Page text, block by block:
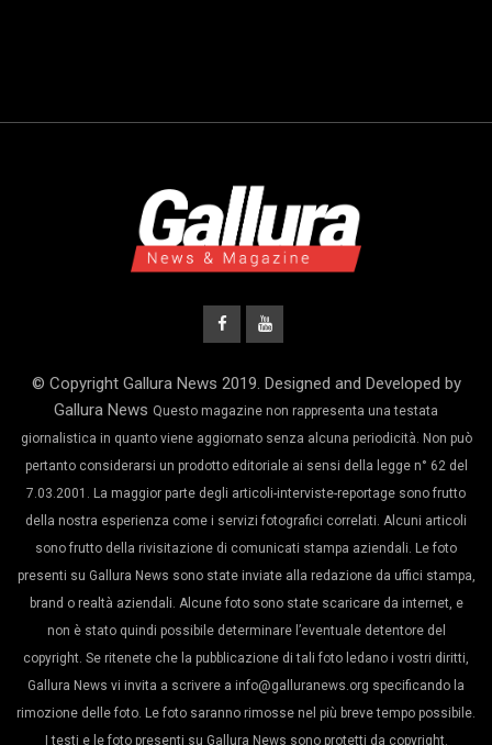
© Copyright Gallura News 2019. Designed and Developed by
Gallura News Questo magazine non rappresenta una testata
giornalistica in quanto viene aggiornato senza alcuna periodicità. Non può
pertanto considerarsi un prodotto editoriale ai sensi della legge n° 62 del
7.03.2001. La maggior parte degli articoli-interviste-reportage sono frutto
della nostra esperienza come i servizi fotografici correlati. Alcuni articoli
sono frutto della rivisitazione di comunicati stampa aziendali. Le foto
presenti su Gallura News sono state inviate alla redazione da uffici stampa,
brand o realtà aziendali. Alcune foto sono state scaricare da internet, e
non è stato quindi possibile determinare l’eventuale detentore del
copyright. Se ritenete che la pubblicazione di tali foto ledano i vostri diritti,
Gallura News vi invita a scrivere a info@galluranews.org specificando la
rimozione delle foto. Le foto saranno rimosse nel più breve tempo possibile.
I testi e le foto presenti su Gallura News sono protetti da copyright.